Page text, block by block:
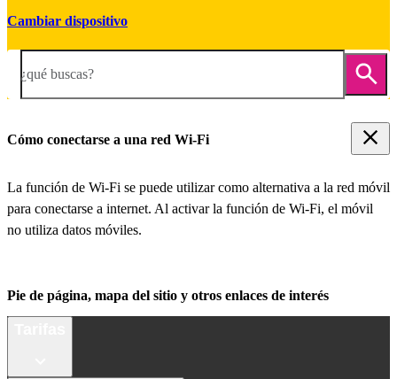
Cambiar dispositivo
¿qué buscas?
Cómo conectarse a una red Wi-Fi
La función de Wi-Fi se puede utilizar como alternativa a la red móvil
para conectarse a internet. Al activar la función de Wi-Fi, el móvil
no utiliza datos móviles.
Pie de página, mapa del sitio y otros enlaces de interés